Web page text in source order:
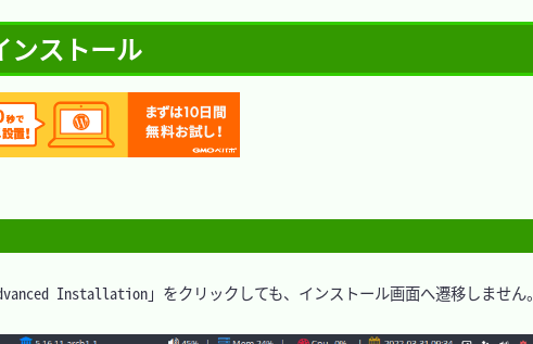
ストール
Installation」をクリックしても、インストール画面へ遷移しません。